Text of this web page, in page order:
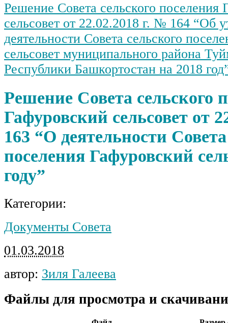
Решение Совета сельского поселения
сельсовет от 22.02.2018 г. № 164 “Об
деятельности Совета сельского
сельсовет муниципального района
Республики Башкортостан на 2018
Решение Совета сельского
Гафуровский сельсовет от
163 “О деятельности
поселения Гафуровский
году”
Категории:
Документы Совета
01.03.2018
автор: Зиля Галеева
Файлы для просмотра и